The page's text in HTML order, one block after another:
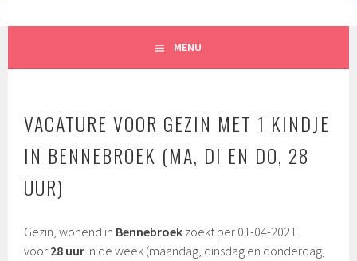
MENU
VACATURE VOOR GEZIN MET 1 KINDJE
IN BENNEBROEK (MA, DI EN DO, 28
UUR)
Gezin, wonend in Bennebroek zoekt per 01-04-2021
voor 28 uur in de week (maandag, dinsdag en donderdag,